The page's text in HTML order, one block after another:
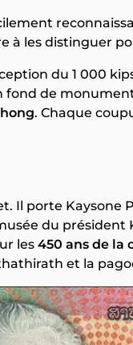
à les distinguer
du 1 000
fond de
. Chaque
Il porte
du président
les 450 ans de la
et la